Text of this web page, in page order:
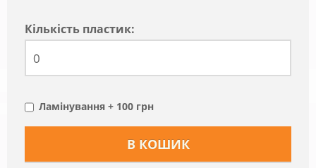
Кiлькiсть пластик:
Ламінування + 100 грн